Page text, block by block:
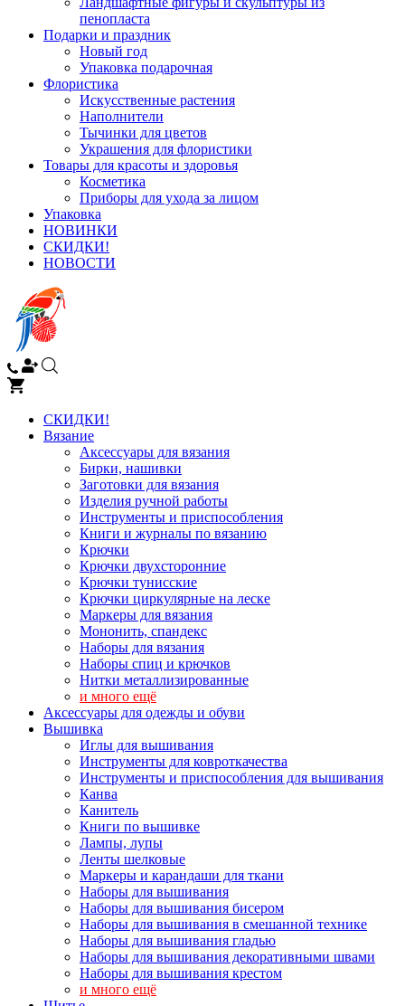
пенопласта
Подарки и праздник
Новый год
Упаковка подарочная
Флористика
Искусственные растения
Наполнители
Тычинки для цветов
Украшения для флористики
Товары для красоты и здоровья
Косметика
Приборы для ухода за лицом
Упаковка
НОВИНКИ
СКИДКИ!
НОВОСТИ
СКИДКИ!
Вязание
Аксессуары для вязания
Бирки, нашивки
Заготовки для вязания
Изделия ручной работы
Инструменты и приспособления
Книги и журналы по вязанию
Крючки
Крючки двухсторонние
Крючки тунисские
Крючки циркулярные на леске
Маркеры для вязания
Мононить, спандекс
Наборы для вязания
Наборы спиц и крючков
Нитки металлизированные
и много ещё
Аксессуары для одежды и обуви
Вышивка
Иглы для вышивания
Инструменты для ковроткачества
Инструменты и приспособления для вышивания
Канва
Канитель
Книги по вышивке
Лампы, лупы
Ленты шелковые
Маркеры и карандаши для ткани
Наборы для вышивания
Наборы для вышивания бисером
Наборы для вышивания в смешанной технике
Наборы для вышивания гладью
Наборы для вышивания декоративными швами
Наборы для вышивания крестом
и много ещё